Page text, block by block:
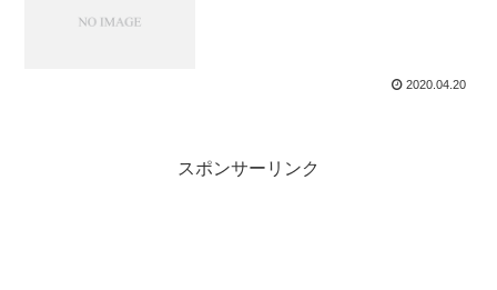
2020.04.20
スポンサーリンク